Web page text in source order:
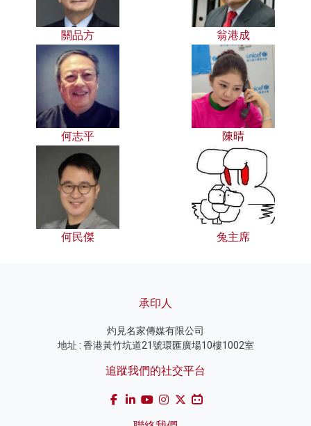
關品方 翁港成
何志平 陳晴
何民傑 兔主席
承印人
灼見名家傳媒有限公司
地址 : 香港黃竹坑道21號環匯廣場10樓1002室
追蹤我們的社交平台